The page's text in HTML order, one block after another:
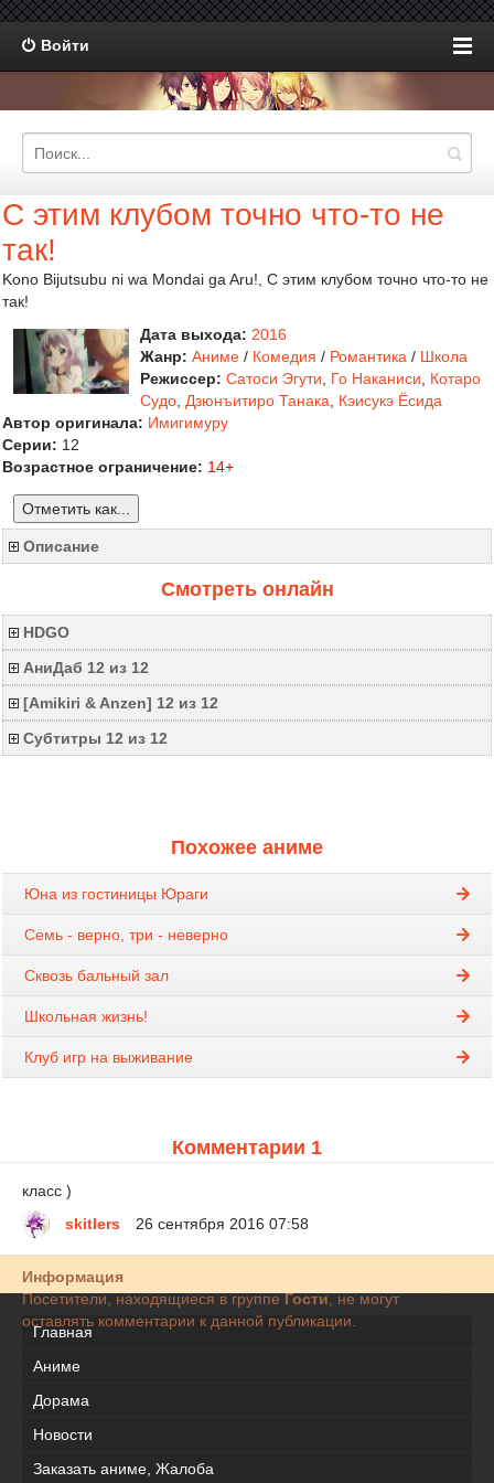
Войти
С этим клубом точно что-то не
так!
Kono Bijutsubu ni wa Mondai ga Aru!, С этим клубом точно что-то не
так!
Дата выхода: 2016
Жанр: Аниме / Комедия / Романтика / Школа
Режиссер: Сатоси Эгути Го Наканиси
Котаро
Судо Дзюнъитиро Танака
Кэисукэ Ёсида
Автор оригинала: Имигимуру
Серии: 12
Возрастное ограничение: 14+
Отметить как...
Описание
Смотреть онлайн
HDGO
АниДаб 12 из 12
[Amikiri & Anzen] 12 из 12
Субтитры 12 из 12
Похожее аниме
Юна из гостиницы Юраги
Семь - верно, три - неверно
Сквозь бальный зал
Школьная жизнь!
Клуб игр на выживание
Комментарии 1
класс )
skitlers
26 сентября 2016 07:58
Информация
Посетители, находящиеся в группеГости, не могут
оставлять комментарии к данной публикации.
Главная
Аниме
Дорама
Новости
Заказать аниме, Жалоба